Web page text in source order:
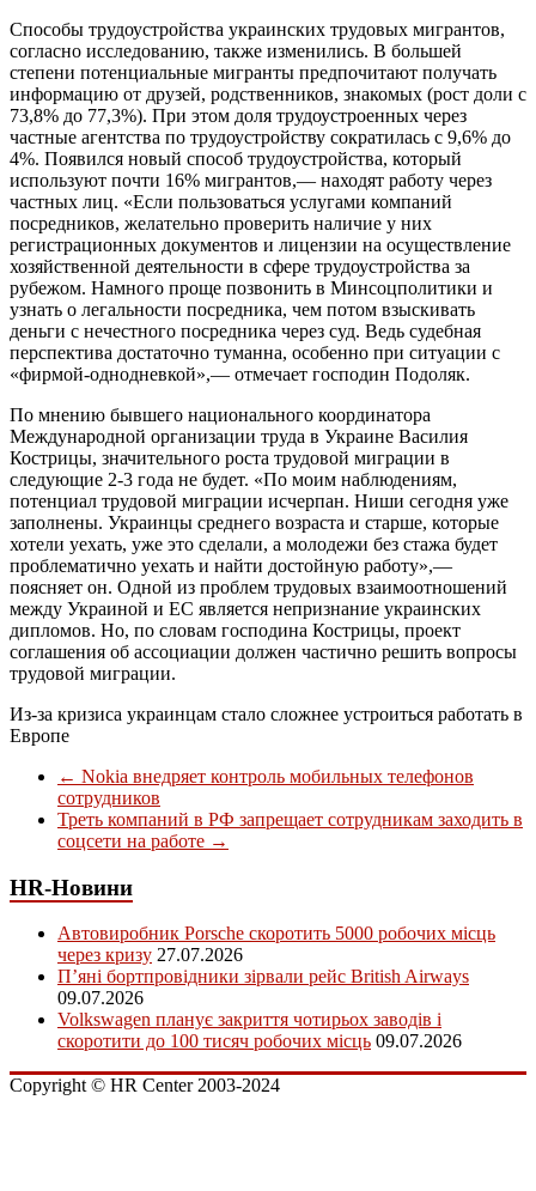
Способы трудоустройства украинских трудовых мигрантов,
согласно исследованию, также изменились. В большей
степени потенциальные мигранты предпочитают получать
информацию от друзей, родственников, знакомых (рост доли с
73,8% до 77,3%). При этом доля трудоустроенных через
частные агентства по трудоустройству сократилась с 9,6% до
4%. Появился новый способ трудоустройства, который
используют почти 16% мигрантов,— находят работу через
частных лиц. «Если пользоваться услугами компаний
посредников, желательно проверить наличие у них
регистрационных документов и лицензии на осуществление
хозяйственной деятельности в сфере трудоустройства за
рубежом. Намного проще позвонить в Минсоцполитики и
узнать о легальности посредника, чем потом взыскивать
деньги с нечестного посредника через суд. Ведь судебная
перспектива достаточно туманна, особенно при ситуации с
«фирмой-однодневкой»,— отмечает господин Подоляк.
По мнению бывшего национального координатора
Международной организации труда в Украине Василия
Кострицы, значительного роста трудовой миграции в
следующие 2-3 года не будет. «По моим наблюдениям,
потенциал трудовой миграции исчерпан. Ниши сегодня уже
заполнены. Украинцы среднего возраста и старше, которые
хотели уехать, уже это сделали, а молодежи без стажа будет
проблематично уехать и найти достойную работу»,—
поясняет он. Одной из проблем трудовых взаимоотношений
между Украиной и ЕС является непризнание украинских
дипломов. Но, по словам господина Кострицы, проект
соглашения об ассоциации должен частично решить вопросы
трудовой миграции.
Из-за кризиса украинцам стало сложнее устроиться работать в
Европе
← Nokia внедряет контроль мобильных телефонов
сотрудников
Треть компаний в РФ запрещает сотрудникам заходить в
соцсети на работе →
HR-Новини
Автовиробник Porsche скоротить 5000 робочих місць
через кризу 27.07.2026
П’яні бортпровідники зірвали рейс British Airways
09.07.2026
Volkswagen планує закриття чотирьох заводів і
скоротити до 100 тисяч робочих місць 09.07.2026
Copyright © HR Center 2003-2024